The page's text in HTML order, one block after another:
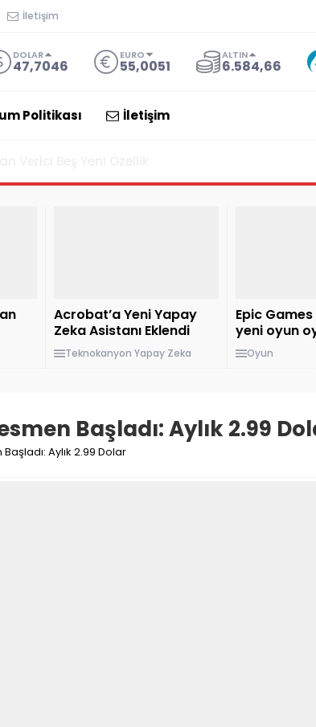
İletişim
DOLAR
47,7046
EURO
55,0051
ALTIN
6.584,66
Politikası İletişim
Acrobat’a Yeni Yapay
Zeka Asistanı Eklendi
Teknokanyon Yapay Zeka
Epic
yeni oyun
ücretsiz
Oyun
Başladı: Aylık 2.99
Aylık 2.99 Dolar